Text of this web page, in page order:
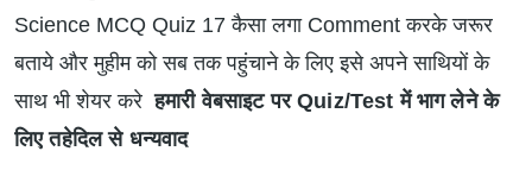
Science MCQ Quiz 17 कैसा लगा Comment करके जरूर
बताये और मुहीम को सब तक पहुंचाने के लिए इसे अपने साथियों के
साथ भी शेयर करेहमारी वेबसाइट पर Quiz/Test में भाग लेने के
लिए तहेदिल से धन्यवाद